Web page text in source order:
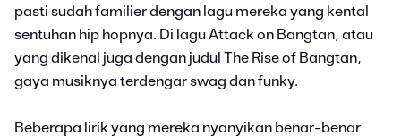
pasti sudah familier dengan lagu mereka yang kental
sentuhan hip hopnya. Di lagu Attack on Bangtan, atau
yang dikenal juga dengan judul The Rise of Bangtan,
gaya musiknya terdengar swag dan funky.
Beberapa lirik yang mereka nyanyikan benar-benar